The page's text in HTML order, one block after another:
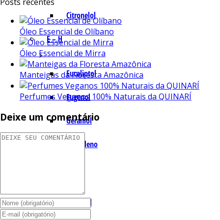
Citronelol
E – H
Eucaliptol
Eugenol
Geraniol
Humuleno
Lemonal
Óleo Essencial de Olíbano
Óleo Essencial de Mirra
Manteigas da Floresta Amazônica
Perfumes Veganos 100% Naturais da QUINARÍ
Deixe um comentário